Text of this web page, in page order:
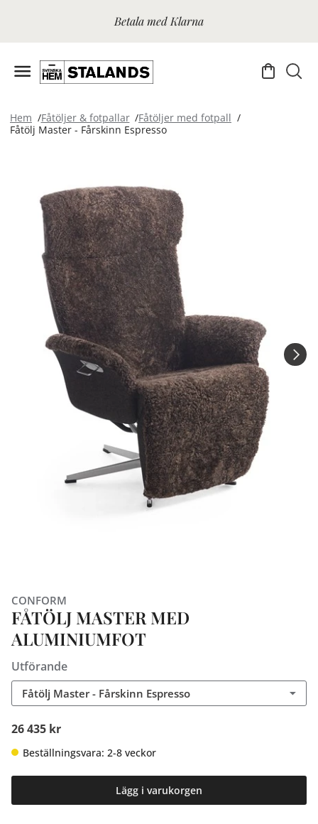
Betala med Klarna
Hem Fåtöljer & fotpallar
Fåtöljer med fotpall
Fåtölj Master - Fårskinn Espresso
CONFORM
FÅTÖLJ MASTER MED
ALUMINIUMFOT
Utförande
Fåtölj Master - Fårskinn Espresso
26 435 kr
Beställningsvara: 2-8 veckor
Lägg i varukorgen